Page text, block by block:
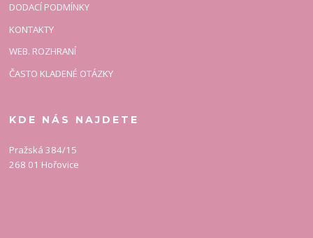
DODACÍ PODMÍNKY
KONTAKTY
WEB. ROZHRANÍ
ČASTO KLADENÉ OTÁZKY
KDE NÁS NAJDETE
Pražská 384/15
268 01 Hořovice